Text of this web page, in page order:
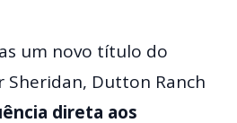
um novo título do
Sheridan, Dutton Ranch
direta aos